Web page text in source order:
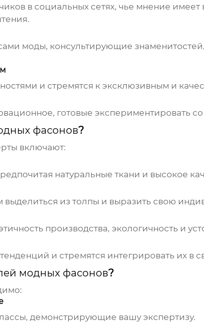
в социальных сетях, чье мнение имеет
моды, консультирующие
и стремятся к эксклюзивным и
готовые экспериментировать
фасонов?
включают:
натуральные ткани и высокое
из толпы и выразить свою
производства, экологичность и
и стремятся интегрировать их в
модных фасонов?
демонстрирующие вашу экспертизу.